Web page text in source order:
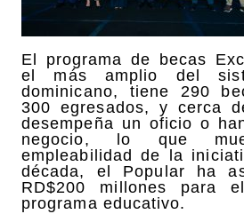
El programa de becas
el más amplio del
dominicano, tiene 290
300 egresados, y cerca
desempeña un oficio o
negocio, lo que
empleabilidad de la
década, el Popular ha
RD$200 millones para
programa educativo.